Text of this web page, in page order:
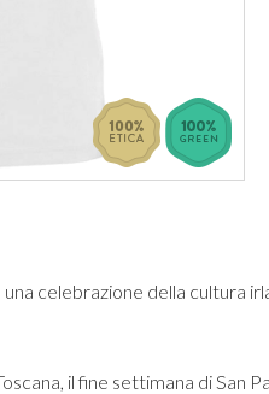
celebrazione della cultura
il fine settimana di San